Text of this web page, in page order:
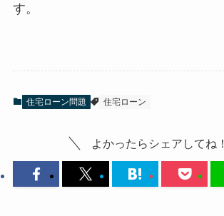
す。
住宅ローン問題 住宅ローン
よかったらシェアしてね！